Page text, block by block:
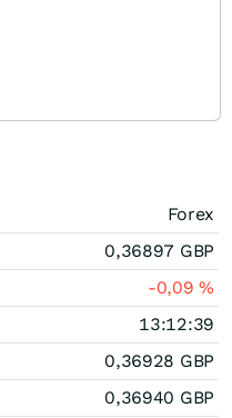
Forex
0,36897 GBP
-0,09%
13:12:39
0,36928 GBP
0,36940 GBP